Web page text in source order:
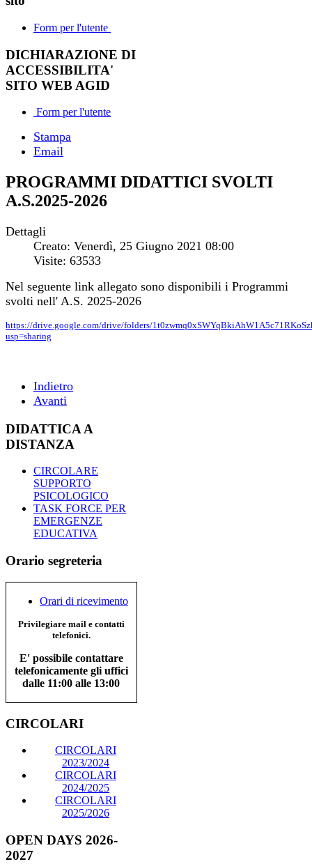
Form per l'utente
DICHIARAZIONE DI
ACCESSIBILITA'
SITO WEB AGID
Form per l'utente
Stampa
Email
PROGRAMMI DIDATTICI SVOLTI
A.S.2025-2026
Dettagli
Creato: Venerdì, 25 Giugno 2021 08:00
Visite: 63533
Nel seguente link allegato sono disponibili i Programmi
svolti nell' A.S. 2025-2026
https://drive.google.com/drive/folders/
usp=sharing
Indietro
Avanti
DIDATTICA A
DISTANZA
CIRCOLARE
SUPPORTO
PSICOLOGICO
TASK FORCE PER
EMERGENZE
EDUCATIVA
Orario segreteria
Orari di ricevimento
Privilegiare mail e contatti
telefonici.
E' possibile contattare
telefonicamente gli uffici
dalle 11:00 alle 13:00
CIRCOLARI
CIRCOLARI
2023/2024
CIRCOLARI
2024/2025
CIRCOLARI
2025/2026
OPEN DAYS 2026-
2027